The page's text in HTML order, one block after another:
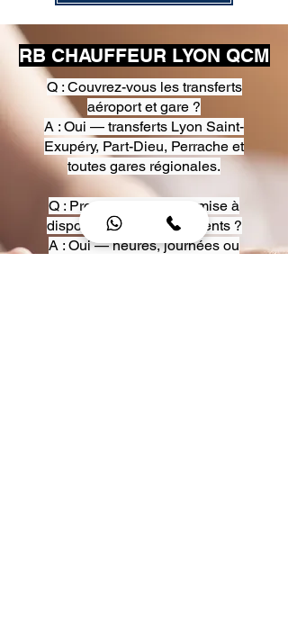
RB CHAUFFEUR LYON QCM
Q : Couvrez-vous les transferts
aéroport et gare ?
A : Oui — transferts Lyon Saint-
Exupéry, Part-Dieu, Perrache et
toutes gares régionales.
Q : Proposez-vous une mise à
disposition pour événements ?
A : Oui — heures, journées ou